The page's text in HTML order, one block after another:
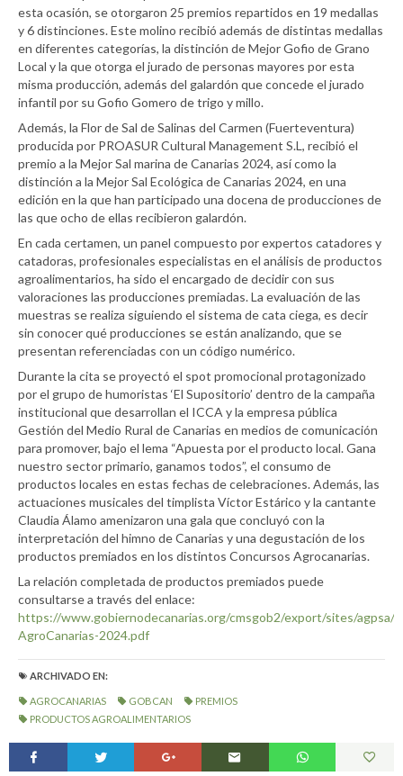
esta ocasión, se otorgaron 25 premios repartidos en 19 medallas
y 6 distinciones. Este molino recibió además de distintas medallas
en diferentes categorías, la distinción de Mejor Gofio de Grano
Local y la que otorga el jurado de personas mayores por esta
misma producción, además del galardón que concede el jurado
infantil por su Gofio Gomero de trigo y millo.
Además, la Flor de Sal de Salinas del Carmen (Fuerteventura)
producida por PROASUR Cultural Management S.L, recibió el
premio a la Mejor Sal marina de Canarias 2024, así como la
distinción a la Mejor Sal Ecológica de Canarias 2024, en una
edición en la que han participado una docena de producciones de
las que ocho de ellas recibieron galardón.
En cada certamen, un panel compuesto por expertos catadores y
catadoras, profesionales especialistas en el análisis de productos
agroalimentarios, ha sido el encargado de decidir con sus
valoraciones las producciones premiadas. La evaluación de las
muestras se realiza siguiendo el sistema de cata ciega, es decir
sin conocer qué producciones se están analizando, que se
presentan referenciadas con un código numérico.
Durante la cita se proyectó el spot promocional protagonizado
por el grupo de humoristas ‘El Supositorio’ dentro de la campaña
institucional que desarrollan el ICCA y la empresa pública
Gestión del Medio Rural de Canarias en medios de comunicación
para promover, bajo el lema “Apuesta por el producto local. Gana
nuestro sector primario, ganamos todos”, el consumo de
productos locales en estas fechas de celebraciones. Además, las
actuaciones musicales del timplista Víctor Estárico y la cantante
Claudia Álamo amenizaron una gala que concluyó con la
interpretación del himno de Canarias y una degustación de los
productos premiados en los distintos Concursos Agrocanarias.
La relación completada de productos premiados puede
consultarse a través del enlace:
https://www.gobiernodecanarias.org/cmsgob2/export/sites/agpsa/
AgroCanarias-2024.pdf
ARCHIVADO EN:
AGROCANARIAS GOBCAN
PREMIOS
PRODUCTOS AGROALIMENTARIOS